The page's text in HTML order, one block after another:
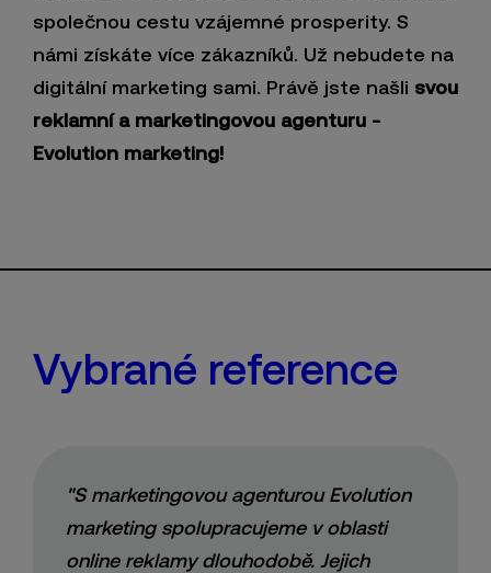
společnou cestu vzájemné prosperity. S
námi získáte více zákazníků. Už nebudete na
digitální marketing sami. Právě jste našli svou
reklamní a marketingovou agenturu -
Evolution marketing!
Vybrané reference
"S marketingovou agenturou Evolution
marketing spolupracujeme v oblasti
online reklamy dlouhodobě. Jejich